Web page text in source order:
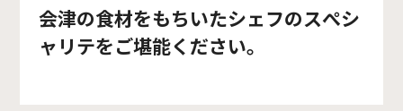
会津の食材をもちいたシェフのスぺシ
ャリテをご堪能ください。